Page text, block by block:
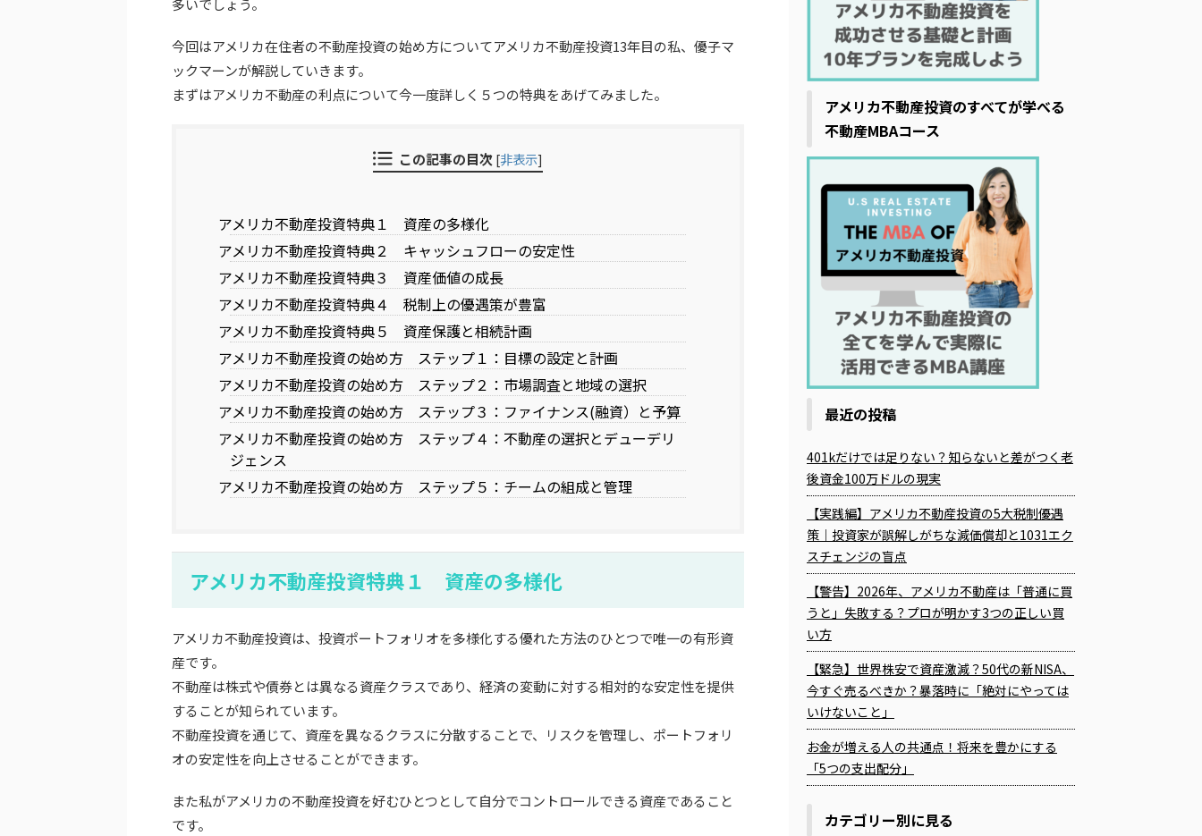
多いでしょう。
今回はアメリカ在住者の不動産投資の始め方についてアメリカ不動産投資13年目の私、優子マ
ックマーンが解説していきます。
まずはアメリカ不動産の利点について今一度詳しく５つの特典をあげてみました。
この記事の目次[非表示]
アメリカ不動産投資特典１ 資産の多様化
アメリカ不動産投資特典２ キャッシュフローの安定性
アメリカ不動産投資特典３ 資産価値の成長
アメリカ不動産投資特典４ 税制上の優遇策が豊富
アメリカ不動産投資特典５ 資産保護と相続計画
アメリカ不動産投資の始め方 ステップ１：目標の設定と計画
アメリカ不動産投資の始め方 ステップ２：市場調査と地域の選択
アメリカ不動産投資の始め方 ステップ３：ファイナンス(融資）と予算
アメリカ不動産投資の始め方 ステップ４：不動産の選択とデューデリ
ジェンス
アメリカ不動産投資の始め方 ステップ５：チームの組成と管理
アメリカ不動産投資特典１ 資産の多様化
アメリカ不動産投資は、投資ポートフォリオを多様化する優れた方法のひとつで唯一の有形資
産です。
不動産は株式や債券とは異なる資産クラスであり、経済の変動に対する相対的な安定性を提供
することが知られています。
不動産投資を通じて、資産を異なるクラスに分散することで、リスクを管理し、ポートフォリ
オの安定性を向上させることができます。
また私がアメリカの不動産投資を好むひとつとして自分でコントロールできる資産であること
です。
アメリカ不動産投資のすべてが学べる
不動産MBAコース
最近の投稿
401kだけでは足りない？知らないと差がつく老
後資金100万ドルの現実
【実践編】アメリカ不動産投資の5大税制優遇
策｜投資家が誤解しがちな減価償却と1031エク
スチェンジの盲点
【警告】2026年、アメリカ不動産は「普通に買
うと」失敗する？プロが明かす3つの正しい買
い方
【緊急】世界株安で資産激減？50代の新NISA、
今すぐ売るべきか？暴落時に「絶対にやっては
いけないこと」
お金が増える人の共通点！将来を豊かにする
「5つの支出配分」
カテゴリー別に見る